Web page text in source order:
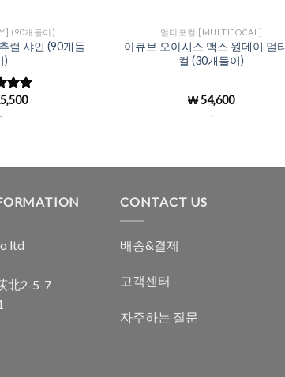
(90개들이)
럴 샤인 (90개들
)
서
평
멀티포컬 [MULTIFOCAL]
아큐브 오아시스 맥스 원데이 멀
컬 (30개들이)
₩54,600
ltd
北2-5-7
CONTACT US
배송&결제
고객센터
자주하는 질문